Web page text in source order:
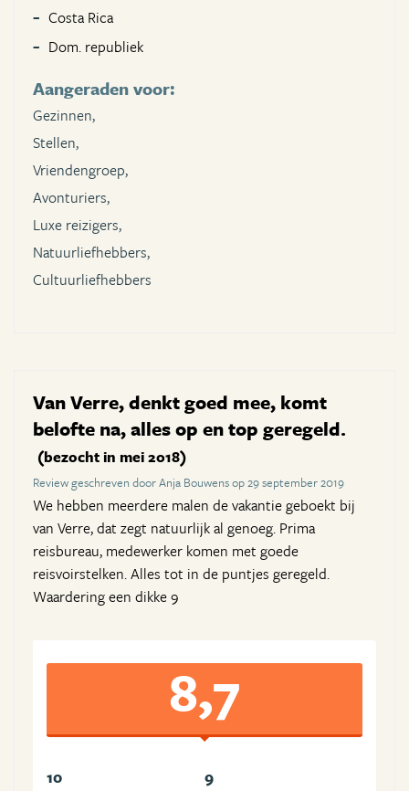
Costa Rica
Dom. republiek
Aangeraden voor:
Gezinnen,
Stellen,
Vriendengroep,
Avonturiers,
Luxe reizigers,
Natuurliefhebbers,
Cultuurliefhebbers
Van Verre, denkt goed mee, komt
belofte na, alles op en top geregeld.
(bezocht in mei 2018)
Review geschreven door Anja Bouwens op 29 september 2019
We hebben meerdere malen de vakantie geboekt bij
van Verre, dat zegt natuurlijk al genoeg. Prima
reisbureau, medewerker komen met goede
reisvoirstelken. Alles tot in de puntjes geregeld.
Waardering een dikke 9
8,7
10 9